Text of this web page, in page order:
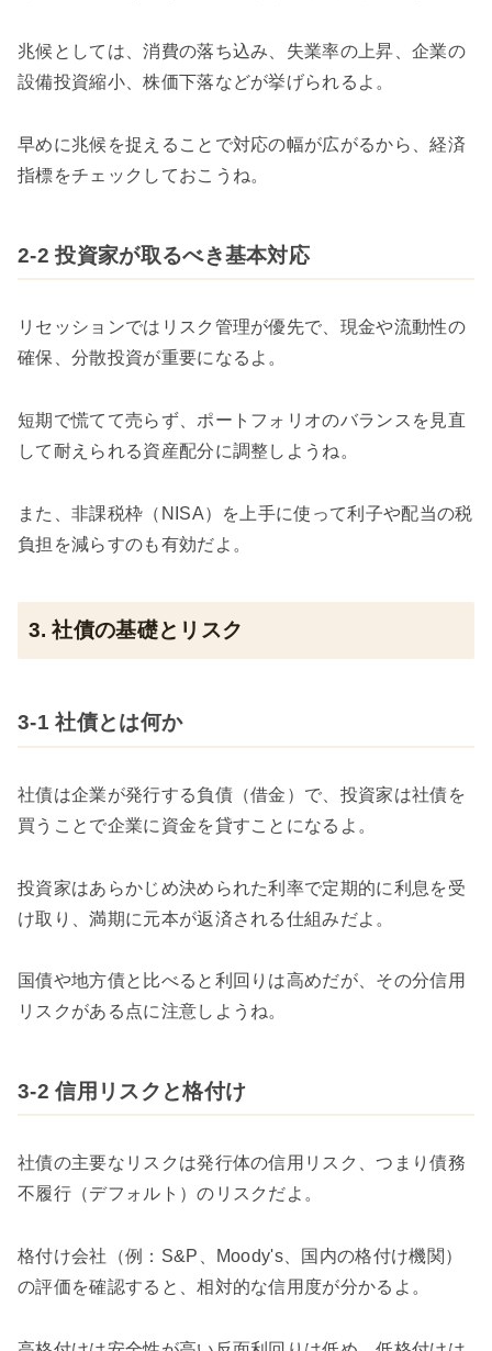
兆候としては、消費の落ち込み、失業率の上昇、企業の
設備投資縮小、株価下落などが挙げられるよ。
早めに兆候を捉えることで対応の幅が広がるから、経済
指標をチェックしておこうね。
2-2 投資家が取るべき基本対応
リセッションではリスク管理が優先で、現金や流動性の
確保、分散投資が重要になるよ。
短期で慌てて売らず、ポートフォリオのバランスを見直
して耐えられる資産配分に調整しようね。
また、非課税枠（NISA）を上手に使って利子や配当の税
負担を減らすのも有効だよ。
3. 社債の基礎とリスク
3-1 社債とは何か
社債は企業が発行する負債（借金）で、投資家は社債を
買うことで企業に資金を貸すことになるよ。
投資家はあらかじめ決められた利率で定期的に利息を受
け取り、満期に元本が返済される仕組みだよ。
国債や地方債と比べると利回りは高めだが、その分信用
リスクがある点に注意しようね。
3-2 信用リスクと格付け
社債の主要なリスクは発行体の信用リスク、つまり債務
不履行（デフォルト）のリスクだよ。
格付け会社（例：S&P、Moody's、国内の格付け機関）
の評価を確認すると、相対的な信用度が分かるよ。